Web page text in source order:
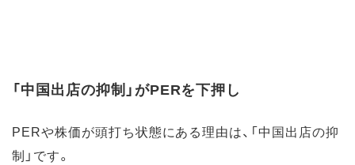
「中国出店の抑制」がPERを下押し
PERや株価が頭打ち状態にある理由は、「中国出店の抑
制」です。